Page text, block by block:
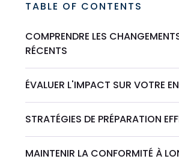
TABLE OF CONTENTS
COMPRENDRE LES
RÉCENTS
ÉVALUER L'IMPACT SUR VOTRE
STRATÉGIES DE PRÉPARATION
MAINTENIR LA CONFORMITÉ À